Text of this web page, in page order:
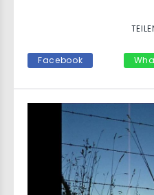
Facebook